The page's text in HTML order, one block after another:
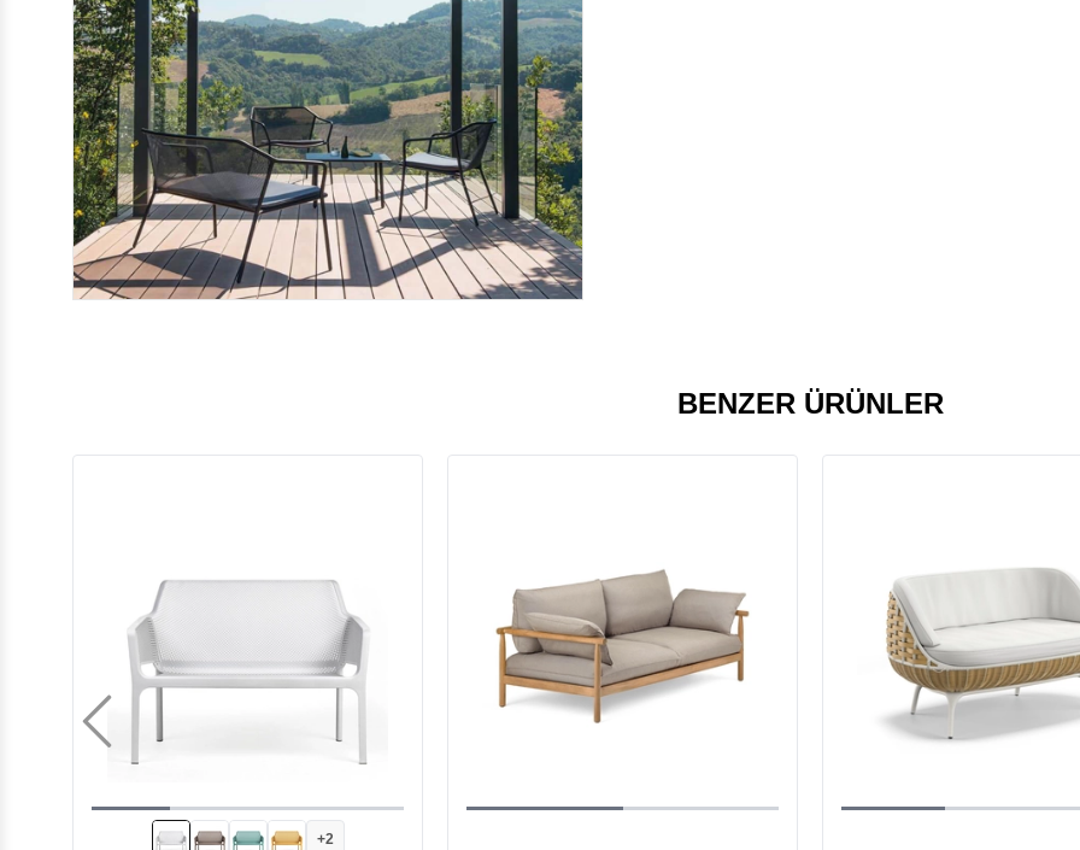
BENZER ÜRÜNLER
+2